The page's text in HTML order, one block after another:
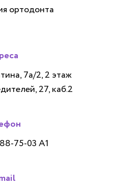
ортодонта
7а/2, 2 этаж
27, каб.2
75-03 А1